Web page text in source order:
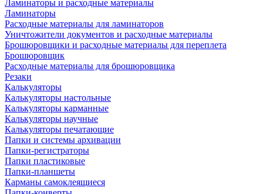
Ламинаторы и расходные материалы
Ламинаторы
Расходные материалы для ламинаторов
Уничтожители документов и расходные материалы
Брошюровщики и расходные материалы для переплета
Брошюровщик
Расходные материалы для брошюровщика
Резаки
Калькуляторы
Калькуляторы настольные
Калькуляторы карманные
Калькуляторы научные
Калькуляторы печатающие
Папки и системы архивации
Папки-регистраторы
Папки пластиковые
Папки-планшеты
Карманы самоклеящиеся